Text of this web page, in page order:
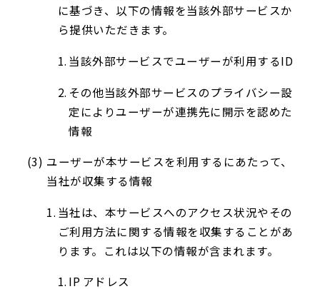
に基づき、以下の情報を当該外部サービスか
ら提供いただきます。
当該外部サービスでユーザーが利用するID
その他当該外部サービスのプライバシー設
定によりユーザーが連携先に開示を認めた
情報
ユーザーが本サービスを利用するにあたって、
当社が収集する情報
当社は、本サービスへのアクセス状況やその
ご利用方法に関する情報を収集することがあ
ります。これは以下の情報が含まれます。
IP アドレス